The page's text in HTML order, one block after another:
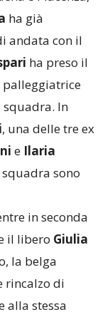
e Piacenza,
ha già
andata con il
ha preso il
In
, una delle tre ex
sono
in seconda
il libero Giulia
la belga